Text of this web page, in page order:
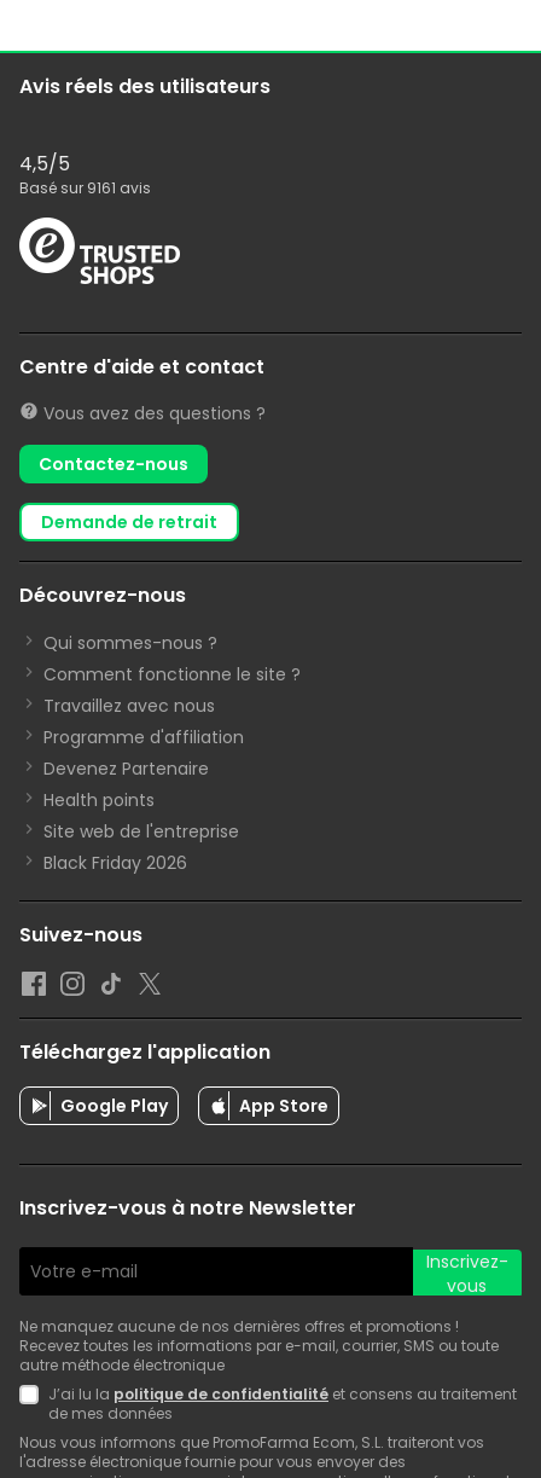
Avis réels des utilisateurs
4,5/5
Basé sur 9161 avis
Centre d'aide et contact
Vous avez des questions ?
Contactez-nous
demande de retrait
Découvrez-nous
Qui sommes-nous ?
Comment fonctionne le site ?
Travaillez avec nous
Programme d'affiliation
Devenez Partenaire
Health points
Site web de l'entreprise
Black Friday 2026
Suivez-nous
Téléchargez l'application
Google Play App Store
Inscrivez-vous à notre Newsletter
Inscrivez-
vous
Ne manquez aucune de nos dernières offres et promotions !
Recevez toutes les informations par e-mail, courrier, SMS ou toute
autre méthode électronique
J’ai lu la politique de confidentialité et consens au traitement
de mes données
Nous vous informons que PromoFarma Ecom, S.L. traiteront vos
l'adresse électronique fournie pour vous envoyer des